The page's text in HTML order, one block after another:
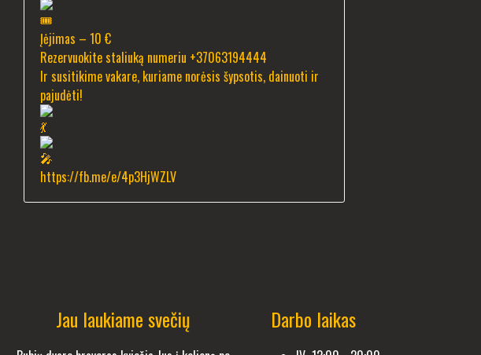
Įėjimas – 10 €
Rezervuokite staliuką numeriu +37063194444
Ir susitikime vakare, kuriame norėsis šypsotis, dainuoti ir
pajudėti!
https://fb.me/e/4p3HjWZLV
Jau laukiame svečių Darbo laikas